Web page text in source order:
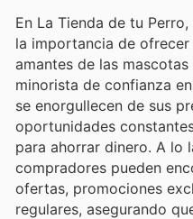
En La Tienda de tu
la importancia de
amantes de las
minorista de confianza
se enorgullecen de sus
oportunidades
para ahorrar dinero. A lo
compradores pueden
ofertas, promociones
regulares, asegurando